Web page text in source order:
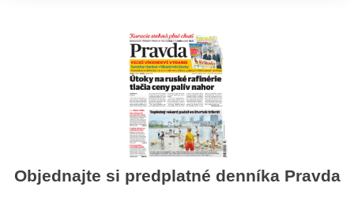
Objednajte si predplatné denníka Pravda